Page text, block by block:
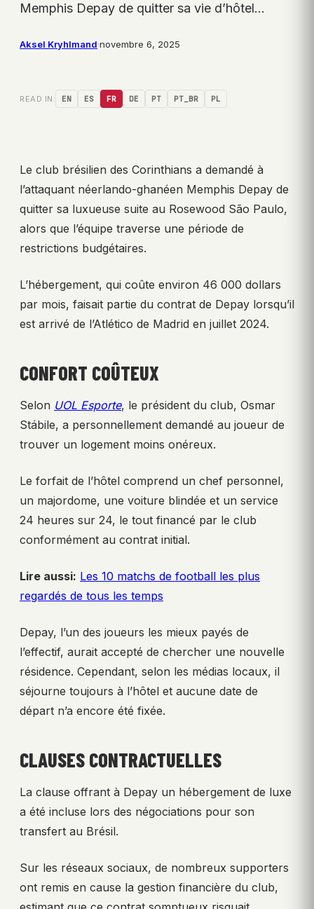
Memphis Depay de quitter sa vie d’hôtel…
Aksel Kryhlmand·novembre 6, 2025
READ IN: EN ES FR DE PT PT_BR PL
Le club brésilien des Corinthians a demandé à
l’attaquant néerlando-ghanéen Memphis Depay de
quitter sa luxueuse suite au Rosewood São Paulo,
alors que l’équipe traverse une période de
restrictions budgétaires.
L’hébergement, qui coûte environ 46 000 dollars
par mois, faisait partie du contrat de Depay lorsqu’il
est arrivé de l’Atlético de Madrid en juillet 2024.
CONFORT COÛTEUX
Selon UOL Esporte, le président du club, Osmar
Stábile, a personnellement demandé au joueur de
trouver un logement moins onéreux.
Le forfait de l’hôtel comprend un chef personnel,
un majordome, une voiture blindée et un service
24 heures sur 24, le tout financé par le club
conformément au contrat initial.
Lire aussi: Les 10 matchs de football les plus
regardés de tous les temps
Depay, l’un des joueurs les mieux payés de
l’effectif, aurait accepté de chercher une nouvelle
résidence. Cependant, selon les médias locaux, il
séjourne toujours à l’hôtel et aucune date de
départ n’a encore été fixée.
CLAUSES CONTRACTUELLES
La clause offrant à Depay un hébergement de luxe
a été incluse lors des négociations pour son
transfert au Brésil.
Sur les réseaux sociaux, de nombreux supporters
ont remis en cause la gestion financière du club,